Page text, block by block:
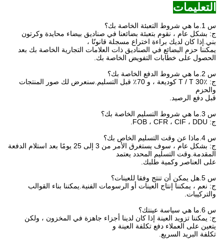
التعليمات
س 1.ما هي شروط التعبئة الخاصة بك؟
ج: بشكل عام ، نقوم بتعبئة بضائعنا في صناديق بيضاء محايدة وكرتون
بني.إذا كان لديك براءة اختراع مسجلة قانونًا ،
يمكننا حزم البضائع في الصناديق ذات العلامات التجارية الخاصة بك بعد
الحصول على خطابات التفويض الخاصة بك.
س 2.ما هي شروط الدفع الخاصة بك؟
ج: T / T 30٪ كوديعة ، و 70٪ قبل التسليم.سنعرض لك صور المنتجات
والحزم
قبل دفع الرصيد.
س 3.ما هي شروط التسليم الخاصة بك؟
ج: FOB ، CFR ، CIF ، DDU.
س 4.ماذا عن وقت التسليم الخاص بك؟
ج: بشكل عام ، سوف يستغرق الأمر من 3 إلى 25 يومًا بعد استلام الدفعة
المقدمة.وقت التسليم المحدد يعتمد
على العناصر وكمية طلبك.
س 5.هل يمكن أن تنتج وفقا للعينات؟
ج: نعم ، يمكننا إنتاج العينات أو الرسومات الفنية.يمكننا بناء القوالب
والتركيبات.
س 6.ما هي سياسة عينتك؟
ج: يمكننا تزويد العينة إذا كان لدينا أجزاء جاهزة في المخزون ، ولكن
يتعين على العملاء دفع تكلفة العينة و
تكلفة البريد السريع.